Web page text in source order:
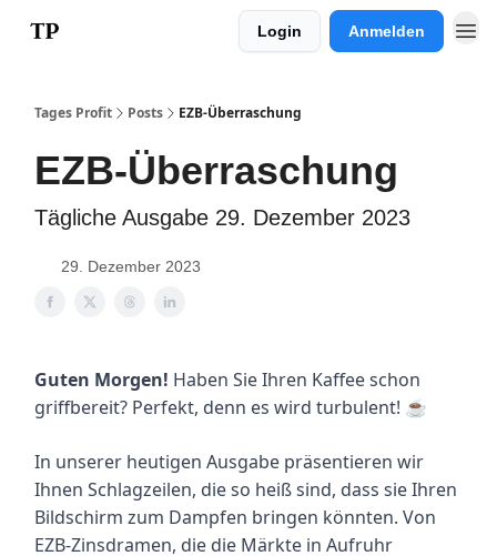
Login Anmelden
Tages Profit Posts EZB-Überraschung
EZB-Überraschung
Tägliche Ausgabe 29. Dezember 2023
29. Dezember 2023
Guten Morgen! Haben Sie Ihren Kaffee schon
griffbereit? Perfekt, denn es wird turbulent! ☕️
In unserer heutigen Ausgabe präsentieren wir
Ihnen Schlagzeilen, die so heiß sind, dass sie Ihren
Bildschirm zum Dampfen bringen könnten. Von
EZB-Zinsdramen, die die Märkte in Aufruhr